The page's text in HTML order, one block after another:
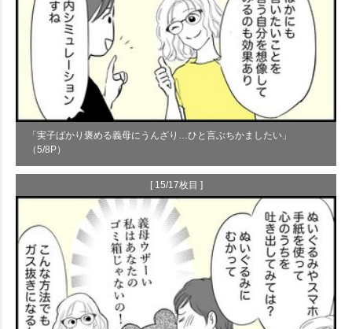
「実子ばかり褒める義母にうんざり…ひと言ぶちかましたい」
（5/8P）
[ 15/17枚目 ]